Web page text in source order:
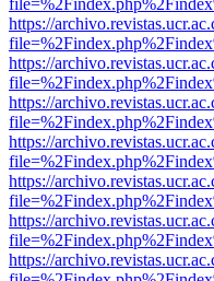
https://
https://
https://
https://
https://
https://
https://